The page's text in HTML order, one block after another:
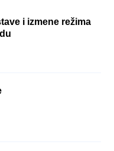
i izmene režima